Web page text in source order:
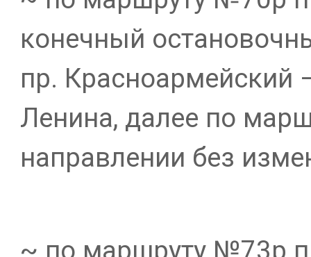
конечный
пр. Красноармейский
Ленина, далее по
направлении без
~ по маршруту №73р